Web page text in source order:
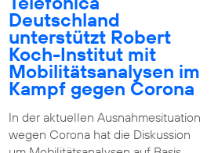
Deutschland
unterstützt Robert
Koch-Institut mit
Mobilitätsanalysen im
Kampf gegen Corona
In der aktuellen Ausnahmesituation
wegen Corona hat die Diskussion